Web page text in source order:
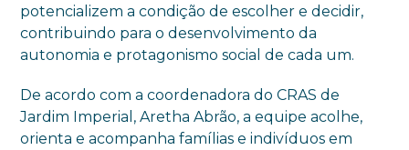
potencializem a condição de escolher e decidir,
contribuindo para o desenvolvimento da
autonomia e protagonismo social de cada um.
De acordo com a coordenadora do CRAS de
Jardim Imperial, Aretha Abrão, a equipe acolhe,
orienta e acompanha famílias e indivíduos em